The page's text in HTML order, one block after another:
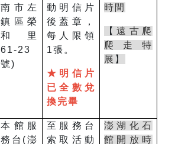
南市左
鎮區榮
和里
61-23
號)
動明信片
後蓋章，
每人限領
1張。
★明信片
已全數兌
換完畢
時間
【遠古爬
爬走特
展 】
本館服
務台 (澎
至服務台
索取活動
澎湖化石
館開放時